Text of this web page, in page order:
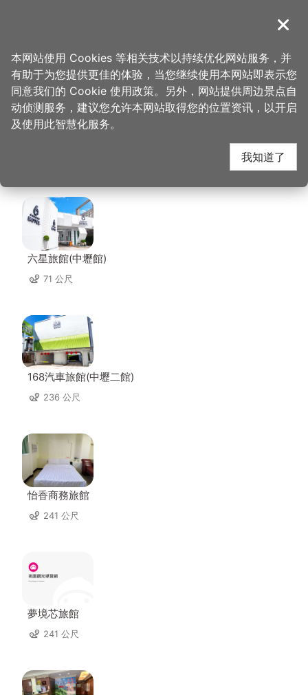
導覽
首页 > 想去的地方 > 美食、购物 > 兴国市场-源丰生鲜
兴国市场-源丰生鲜 周
边住宿
六星旅館(中壢館)
71 公尺
168汽車旅館(中壢二館)
236 公尺
怡香商務旅館
241 公尺
夢境芯旅館
241 公尺
关闭
本网站使用 Cookies 等相关技术以持续优化网站服务，并
有助于为您提供更佳的体验，当您继续使用本网站即表示您
同意我们的 Cookie 使用政策。另外，网站提供周边景点自
动侦测服务，建议您允许本网站取得您的位置资讯，以开启
及使用此智慧化服务。
我知道了